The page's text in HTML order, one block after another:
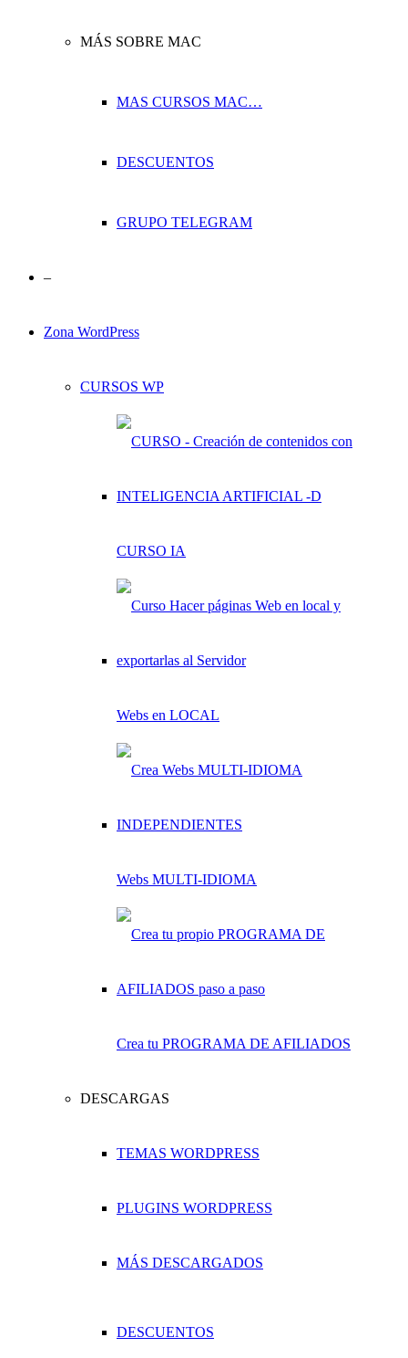
MÁS SOBRE MAC
MAS CURSOS MAC…
DESCUENTOS
GRUPO TELEGRAM
–
Zona WordPress
CURSOS WP
CURSO IA
Webs en LOCAL
Webs MULTI-IDIOMA
Crea tu PROGRAMA DE AFILIADOS
DESCARGAS
TEMAS WORDPRESS
PLUGINS WORDPRESS
MÁS DESCARGADOS
DESCUENTOS